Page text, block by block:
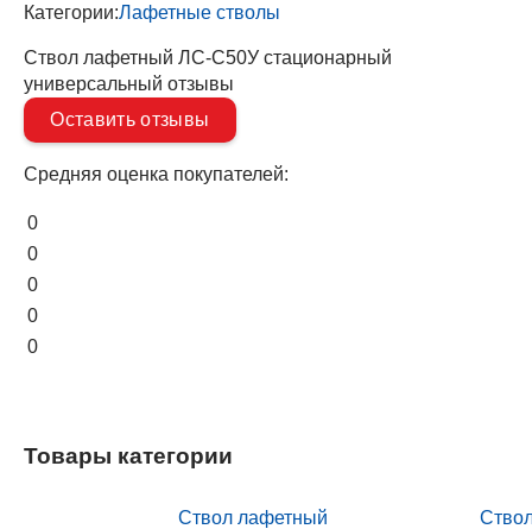
Категории:Лафетные стволы
Ствол лафетный ЛС-С50У стационарный
универсальный отзывы
Оставить отзывы
Средняя оценка покупателей:
0
0
0
0
0
Товары категории
Ствол лафетный